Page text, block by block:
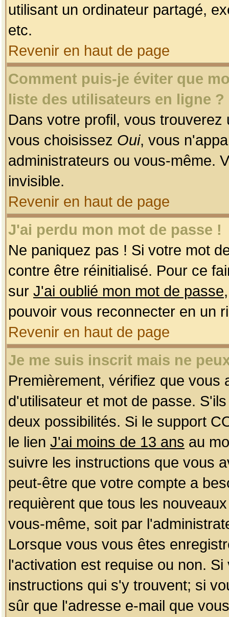
utilisant un ordinateur partagé,
etc.
Revenir en haut de page
Comment puis-je éviter que
liste des utilisateurs en ligne ?
Dans votre profil, vous
vous choisissez Oui, vous
administrateurs ou vous-même.
invisible.
Revenir en haut de page
J'ai perdu mon mot de passe !
Ne paniquez pas ! Si votre mot
contre être réinitialisé. Pour ce
sur J'ai oublié mon mot de passe
pouvoir vous reconnecter en un
Revenir en haut de page
Je me suis inscrit mais ne
Premièrement, vérifiez que
d'utilisateur et mot de passe.
deux possibilités. Si le support
le lien J'ai moins de 13 ans au
suivre les instructions que vous
peut-être que votre compte a
requièrent que tous les
vous-même, soit par
Lorsque vous vous êtes
l'activation est requise ou non.
instructions qui s'y trouvent; si
sûr que l'adresse e-mail que